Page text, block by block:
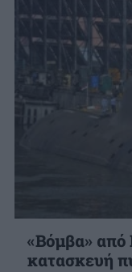
«Βόμβα» από
κατασκευή